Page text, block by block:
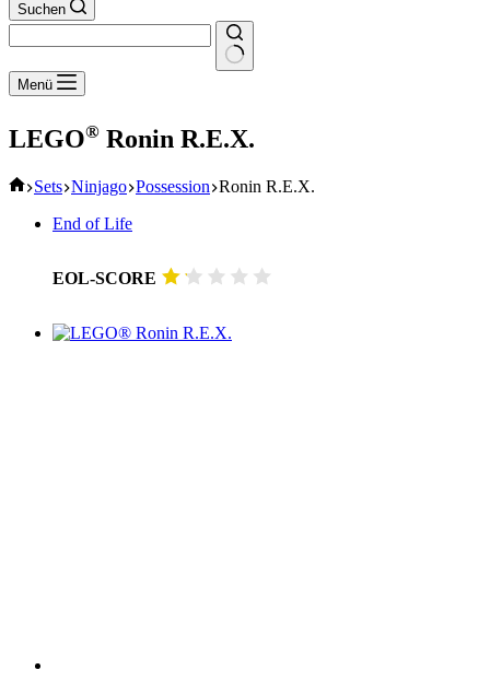
Suchen
Keine
Ergebnisse
Menü
LEGO® Ronin R.E.X.
Start
Sets Ninjago Possession Ronin R.E.X.
End of Life
EOL-SCORE